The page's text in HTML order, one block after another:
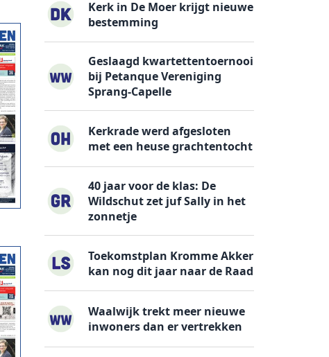
Kerk in De Moer krijgt nieuwe
bestemming
Geslaagd kwartettentoernooi
bij Petanque Vereniging
Sprang-Capelle
Kerkrade werd afgesloten
met een heuse grachtentocht
40 jaar voor de klas: De
Wildschut zet juf Sally in het
zonnetje
Toekomstplan Kromme Akker
kan nog dit jaar naar de Raad
Waalwijk trekt meer nieuwe
inwoners dan er vertrekken